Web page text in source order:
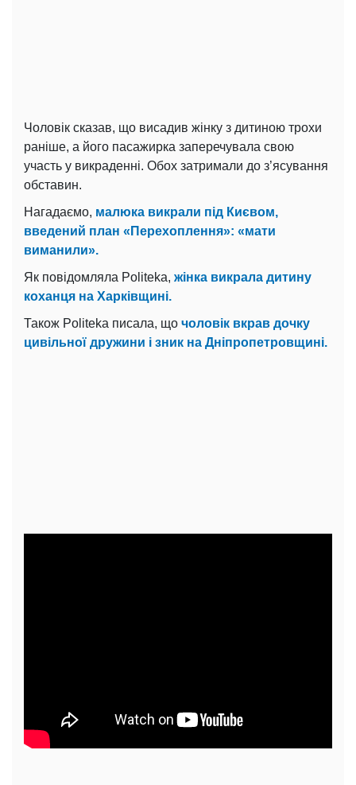
Чоловік сказав, що висадив жінку з дитиною трохи
раніше, а його пасажирка заперечувала свою
участь у викраденні. Обох затримали до з’ясування
обставин.
Нагадаємо, малюка викрали під Києвом,
введений план «Перехоплення»: «мати
виманили».
Як повідомляла Politeka, жінка викрала дитину
коханця на Харківщині.
Також Politeka писала, що чоловік вкрав дочку
цивільної дружини і зник на Дніпропетровщині.